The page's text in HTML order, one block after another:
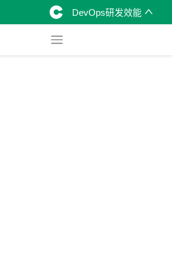
DevOps研发效能